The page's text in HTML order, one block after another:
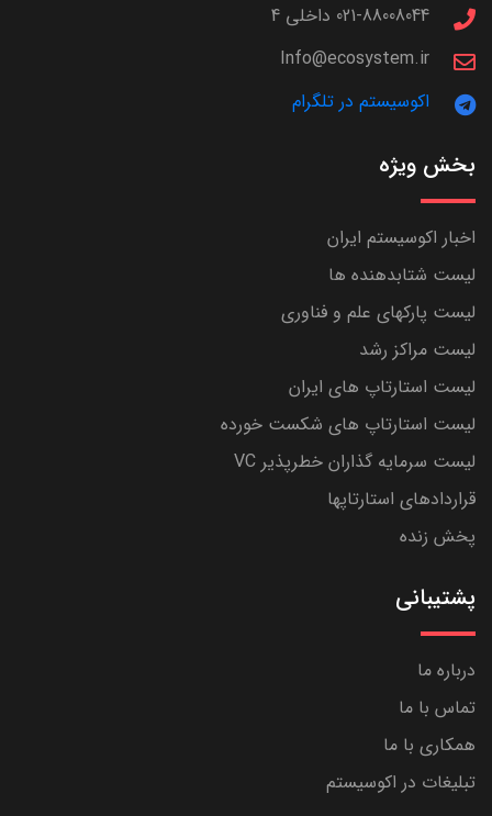
021-88008044 داخلی 4
Info@ecosystem.ir
اکوسیستم در تلگرام
بخش ویژه
اخبار اکوسیستم ایران
لیست شتابدهنده ها
لیست پارکهای علم و فناوری
لیست مراکز رشد
لیست استارتاپ های ایران
لیست استارتاپ های شکست خورده
لیست سرمایه گذاران خطرپذیر VC
قراردادهای استارتاپها
پخش زنده
پشتیبانی
درباره ما
تماس با ما
همکاری با ما
تبلیغات در اکوسیستم